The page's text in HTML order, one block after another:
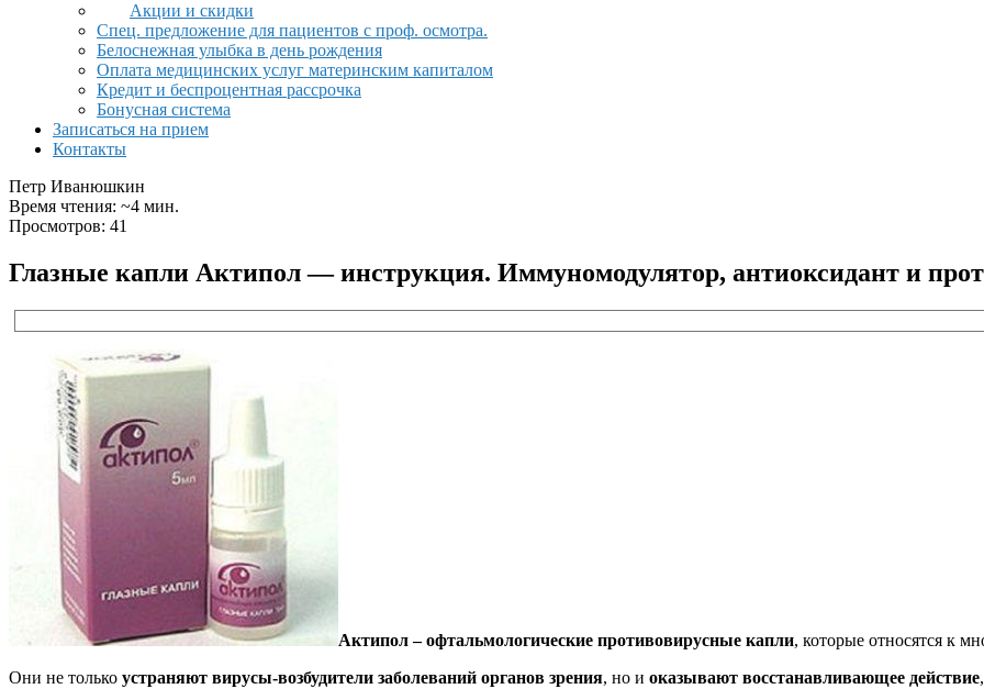
Акции и скидки
Спец. предложение для пациентов с проф. осмотра.
Белоснежная улыбка в день рождения
Оплата медицинских услуг материнским капиталом
Кредит и беспроцентная рассрочка
Бонусная система
Записаться на прием
Контакты
Петр Иванюшкин
Время чтения: ~4 мин.
Просмотров: 41
Глазные капли Актипол — инструкция. Иммуномодулятор, антиоксидант и
Актипол – офтальмологические противовирусные капли, которые относятся к
Они не только устраняют вирусы-возбудители заболеваний органов зрения, но и оказывают восстанавливающее действие